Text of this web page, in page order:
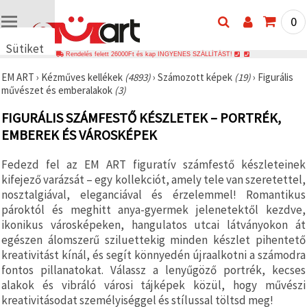
Sütiket
🍪 Cookie-
kat és
technológiákat
használunk
annak
hogy
biztosítsuk
a weboldal
megfelelő
működését,
javítsuk az
Ön
felhasználói
élményét,
és az Ön
hozzájárulásával
elemezzük
a
forgalmat,
0
Rendelés felett 26000Ft és kap INGYENES SZÁLLÍTÁST!
EM ART › Kézműves kellékek (4893)› Számozott képek (19)› Figurális
művészet és emberalakok (3)
FIGURÁLIS SZÁMFESTŐ KÉSZLETEK – PORTRÉK,
EMBEREK ÉS VÁROSKÉPEK
Fedezd fel az EM ART figuratív számfestő készleteinek
kifejező varázsát – egy kollekciót, amely tele van szeretettel,
nosztalgiával, eleganciával és érzelemmel! Romantikus
pároktól és meghitt anya-gyermek jelenetektől kezdve,
ikonikus városképeken, hangulatos utcai látványokon át
egészen álomszerű sziluettekig minden készlet pihentető
kreativitást kínál, és segít könnyedén újraalkotni a számodra
fontos pillanatokat. Válassz a lenyűgöző portrék, kecses
alakok és vibráló városi tájképek közül, hogy művészi
kreativitásodat személyiséggel és stílussal töltsd meg!